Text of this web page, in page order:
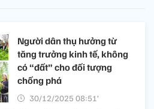
Người dân thụ hưởng từ
tăng trưởng kinh tế, không
có “đất” cho đối tượng
chống phá
30/12/2025 08:51’